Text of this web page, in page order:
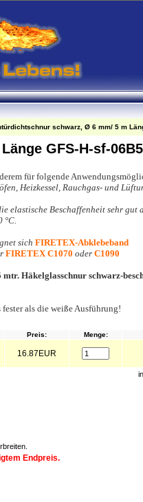
schwarz, Ø 6 mm/ 5 m
GFS-H-sf-06B5
für folgende
Heizkessel, Rauchgas- und
elastische Beschaffenheit sehr gut
°C.
sich FIRETEX-Abklebeband
FIRETEX C1070 oder C1090
Häkelglasschnur schwarz-
als die weiße Ausführung!
Preis: Menge:
16.87EUR
Endpreis.